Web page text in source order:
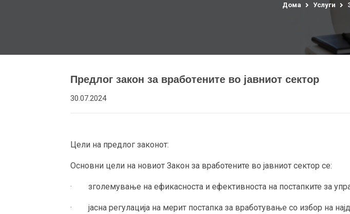
Дома Услуги
Предлог закон за вработените во јавниот сектор
30.07.2024
Цели на предлог законот:
Основни цели на новиот Закон за вработените во јавниот сектор се:
· зголемување на ефикасноста и ефективноста на постапките за
· јасна регулација на мерит постапка за вработување со избор на